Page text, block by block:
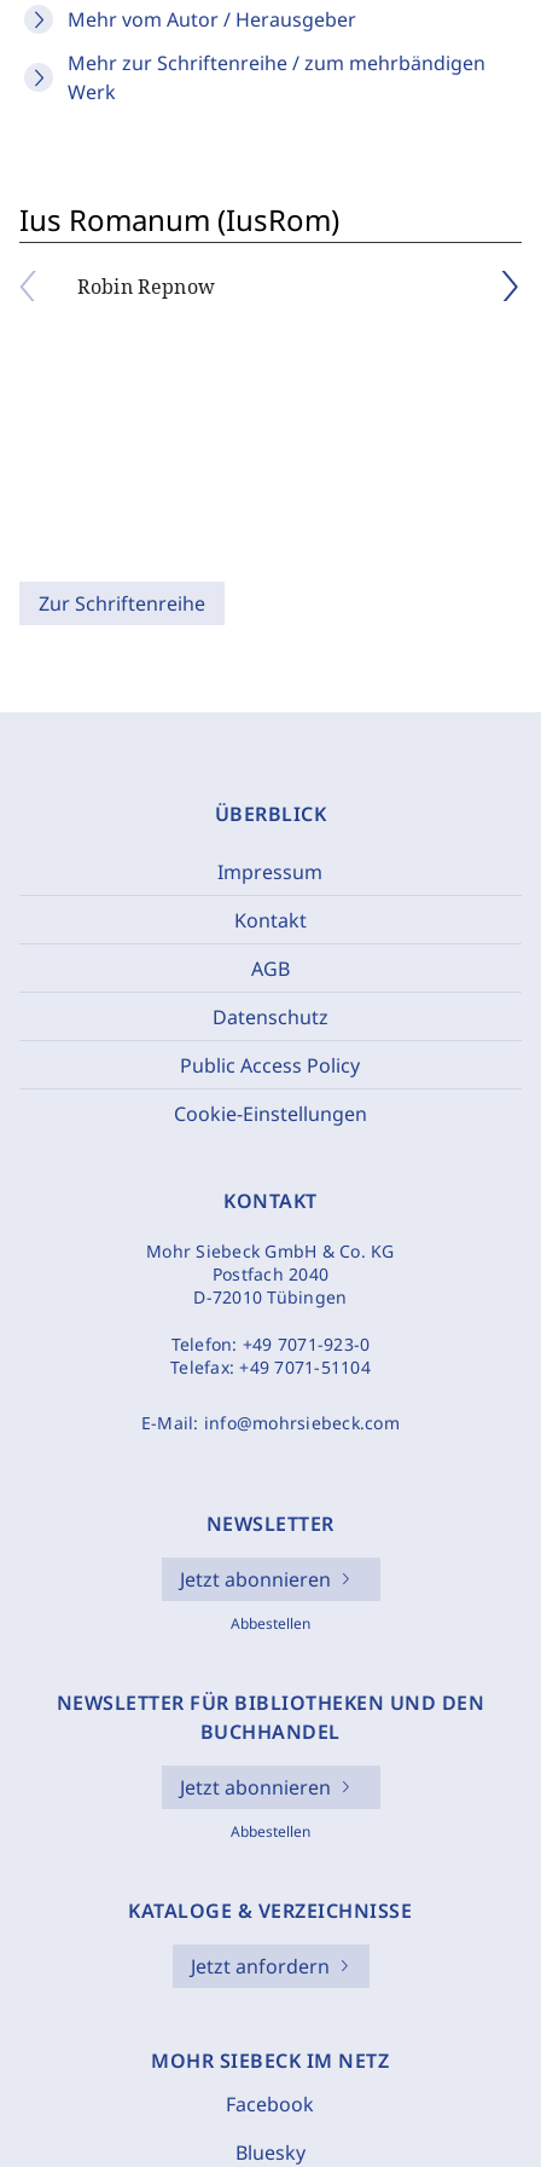
Mehr vom Autor / Herausgeber
Mehr zur Schriftenreihe / zum mehrbändigen
Werk
Ius Romanum (IusRom)
Robin Repnow
Zur Schriftenreihe
ÜBERBLICK
Impressum
Kontakt
AGB
Datenschutz
Public Access Policy
Cookie-Einstellungen
KONTAKT
Mohr Siebeck GmbH & Co. KG
Postfach 2040
D-72010 Tübingen
Telefon: +49 7071-923-0
Telefax:+49 7071-51104
E-Mail: info@mohrsiebeck.com
NEWSLETTER
Jetzt abonnieren
Abbestellen
NEWSLETTER FÜR BIBLIOTHEKEN UND DEN
BUCHHANDEL
Jetzt abonnieren
Abbestellen
KATALOGE & VERZEICHNISSE
Jetzt anfordern
MOHR SIEBECK IM NETZ
Facebook
Bluesky